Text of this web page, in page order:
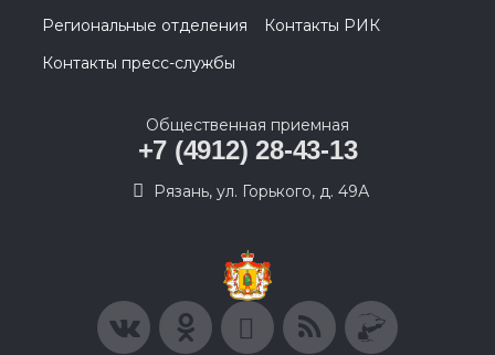
Региональные отделения
Контакты РИК
Контакты пресс-службы
Общественная приемная
+7 (4912) 28-43-13
Рязань, ул. Горького, д. 49А